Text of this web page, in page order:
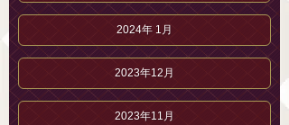
2024年 1月
2023年12月
2023年11月